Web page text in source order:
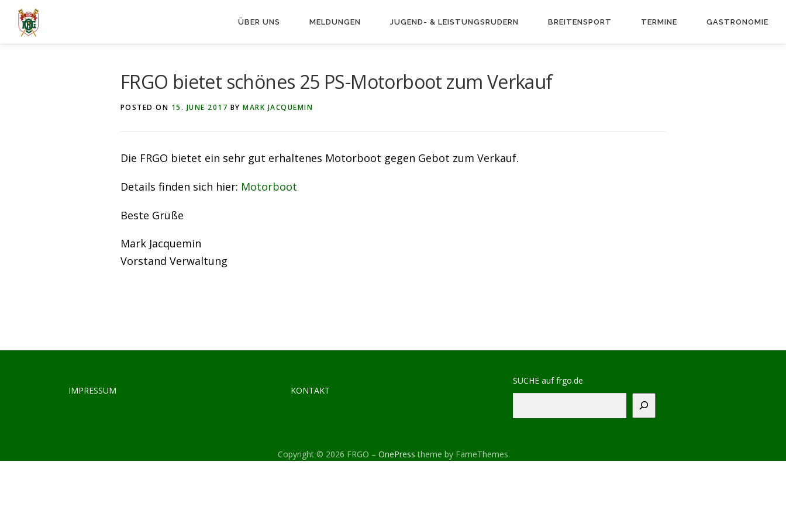
Skip
content
ÜBER UNS MELDUNGEN JUGEND- & LEISTUNGS­RUDERN BREITEN­SPORT TERMINE GASTRO­NOMIE
FRGO bietet schönes 25 PS-Motorboot zum Verkauf
POSTED ON 15. JUNE 2017 BYMARK JACQUEMIN
Die FRGO bietet ein sehr gut erhaltenes Motorboot gegen Gebot zum Verkauf.
Details finden sich hier: Motorboot
Beste Grüße
Mark Jacquemin
Vorstand Verwaltung
IMPRESSUM KONTAKT
SUCHE auf frgo.de
Copyright © 2026 FRGO – OnePress theme by FameThemes